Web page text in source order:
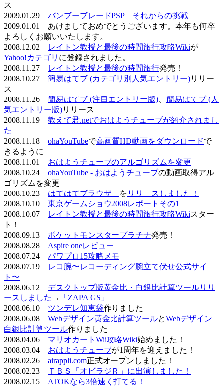
ス
2009.01.29 バンブーブレードPSP それからの挑戦
2009.01.01 あけましておめでとうございます。本年も何卒
よろしくお願いいたします。
2008.12.02
レイトン教授と最後の時間旅行攻略Wikiが
Yahoo!カテゴリ に登録されました。
2008.11.27
レイトン教授と最後の時間旅行発売！
2008.10.27 簡易はてブ (カテゴリ別人気エントリー)リリー
ス
2008.11.26 簡易はてブ (注目エントリー版)
簡易はてブ (人
気エントリー版)リリース
2008.11.19 教えて君.netでおはようチューブが紹介されまし
た
2008.11.18 ohaYouTubeで高画質HD動画をダウンロードで
きるように
2008.11.01 おはようチューブのアルゴリズムを変更
2008.10.24 ohaYouTube - おはようチューブの動画取得アル
ゴリズムを変更
2008.10.23 はてはてブラウザーを リリースしました！
2008.10.10 東京ゲームショウ2008レポートその1
2008.10.07
レイトン教授と最後の時間旅行攻略Wikiスター
ト！
2008.09.13 ポケットモンスタープラチナ発売！
2008.08.28 Aspire oneレビュー
2008.07.24 パワプロ15攻略メモ
2008.07.19
レコ腕〜レコーディング腕立て伏せ公式サイ
ト〜
2008.06.12 デスクトップ版黄金比・白銀比計算ツールリリ
ースしました →
「ZAPA GS」
2008.06.10 ツンデレ知恵袋作りました
2008.06.08 Webデザイン黄金比計算ツールとWebデザイン
白銀比計算ツール作りました
2008.04.06 マリオカートWii攻略Wiki始めました！
2008.03.04 おはようチューブが1周年を迎えました！
2008.02.26 airappli.com正式オープンしました！
2008.02.23
ＴＢＳ「オビラジＲ」に出演しました！
2008.02.15 ATOKなら3倍速く打てる！